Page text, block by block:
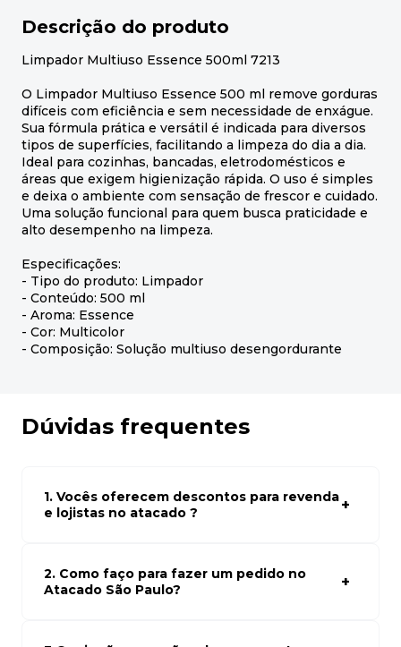
Descrição do produto
Limpador Multiuso Essence 500ml 7213
O Limpador Multiuso Essence 500 ml remove gorduras
difíceis com eficiência e sem necessidade de enxágue.
Sua fórmula prática e versátil é indicada para diversos
tipos de superfícies, facilitando a limpeza do dia a dia.
Ideal para cozinhas, bancadas, eletrodomésticos e
áreas que exigem higienização rápida. O uso é simples
e deixa o ambiente com sensação de frescor e cuidado.
Uma solução funcional para quem busca praticidade e
alto desempenho na limpeza.
Especificações:
- Tipo do produto: Limpador
- Conteúdo: 500 ml
- Aroma: Essence
- Cor: Multicolor
- Composição: Solução multiuso desengordurante
Dúvidas frequentes
1. Vocês oferecem descontos para revenda
e lojistas no atacado ?
atacado empresas e compre com os melhores preços
para seu modelo de negócio
2. Como faço para fazer um pedido no
Atacado São Paulo?